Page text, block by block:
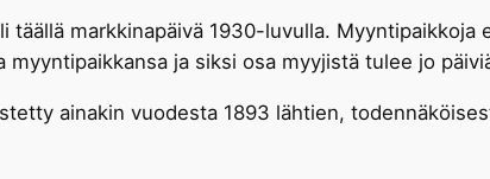
täällä markkinapäivä 1930-luvulla.
myyntipaikkansa ja siksi osa myyjistä tulee jo
ainakin vuodesta 1893 lähtien,